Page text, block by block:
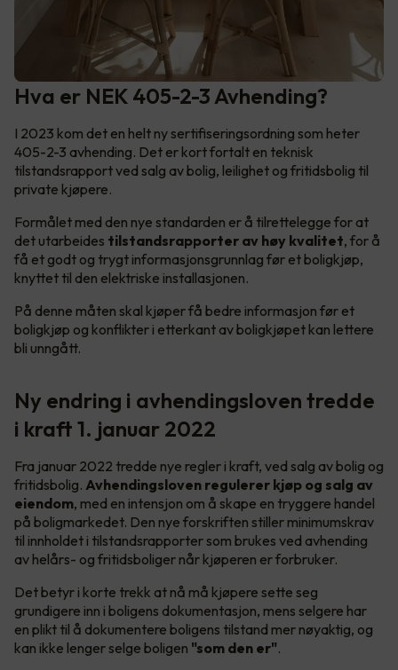
Hva er NEK 405-2-3 Avhending?
I 2023 kom det en helt ny sertifiseringsordning som heter
405-2-3 avhending. Det er kort fortalt en teknisk
tilstandsrapport ved salg av bolig, leilighet og fritidsbolig til
private kjøpere.
Formålet med den nye standarden er å tilrettelegge for at
det utarbeides tilstandsrapporter av høy kvalitet, for å
få et godt og trygt informasjonsgrunnlag før et boligkjøp,
knyttet til den elektriske installasjonen.
På denne måten skal kjøper få bedre informasjon før et
boligkjøp og konflikter i etterkant av boligkjøpet kan lettere
bli unngått.
Ny endring i avhendingsloven tredde
i kraft 1. januar 2022
Fra januar 2022 tredde nye regler i kraft, ved salg av bolig og
fritidsbolig. Avhendingsloven regulerer kjøp og salg av
eiendom, med en intensjon om å skape en tryggere handel
på boligmarkedet. Den nye forskriften stiller minimumskrav
til innholdet i tilstandsrapporter som brukes ved avhending
av helårs- og fritidsboliger når kjøperen er forbruker.
Det betyr i korte trekk at nå må kjøpere sette seg
grundigere inn i boligens dokumentasjon, mens selgere har
en plikt til å dokumentere boligens tilstand mer nøyaktig, og
kan ikke lenger selge boligen "som den er".